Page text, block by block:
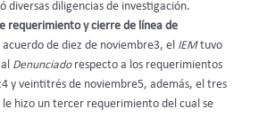
diversas diligencias de investigación.
requerimiento y cierre de línea de
acuerdo de diez de noviembre3, el IEMtuvo
Denunciado respecto a los requerimientos
y veintitrés de noviembre5, además, el tres
le hizo un tercer requerimiento del cual se